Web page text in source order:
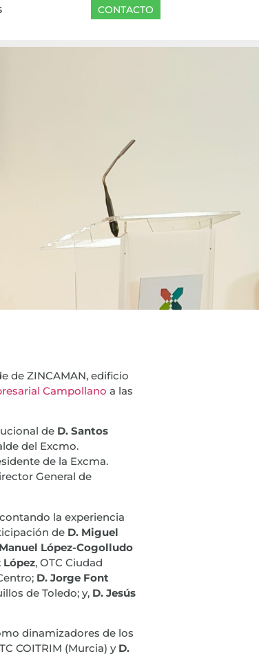
CONTACTO
de ZINCAMAN, edificio
Campollano a las
de D. Santos
del Excmo.
de la Excma.
General de
la experiencia
de D. Miguel
López-Cogolludo
López, OTC Ciudad
D. Jorge Font
de Toledo; y, D. Jesús
dinamizadores de los
COITRIM (Murcia) y D.